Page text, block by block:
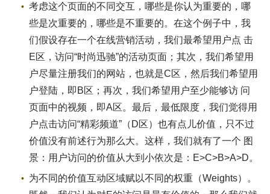
考虑这个页面的不同交互，哪些是你认为重要的，哪
些是次重要的，哪些是不重要的。在这个例子中，我
们假设存在一个在线营销活动，我们最希望用户点 击
E区，访问“时尚迅驰”的活动页面；其次，我们希望用
户尽量注册我们的网站，也就是C区，然后我们希望用
户登陆，即B区；再次，我们希望用户至少能够访 问
页面中的视频，即A区。最后，最低限度，我们觉得用
户点击访问“精彩频道”（D区）也有点儿价值，只不过
价值没有前述行为那么大。这样，我们就有了一个 图
景：用户访问的价值从大到小依次是：E>C>B>A>D。
为不同的价值互动区域赋以不同的权重（Weights）。